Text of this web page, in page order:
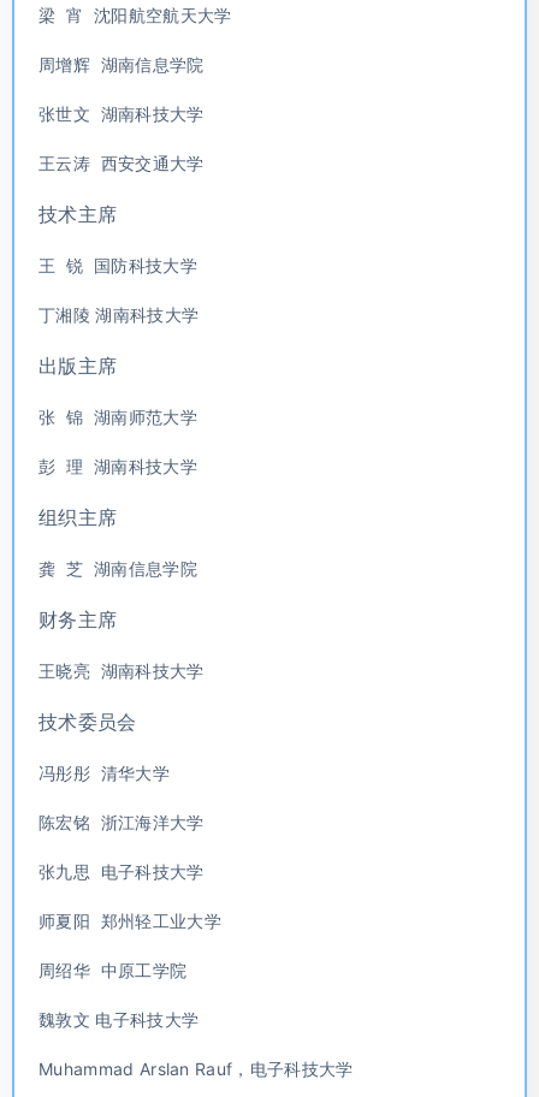
梁 宵 沈阳航空航天大学
周增辉 湖南信息学院
张世文 湖南科技大学
王云涛 西安交通大学
技术主席
王 锐 国防科技大学
丁湘陵 湖南科技大学
出版主席
张 锦 湖南师范大学
彭 理 湖南科技大学
组织主席
龚 芝 湖南信息学院
财务主席
王晓亮 湖南科技大学
技术委员会
冯彤彤 清华大学
陈宏铭 浙江海洋大学
张九思 电子科技大学
师夏阳 郑州轻工业大学
周绍华 中原工学院
魏敦文 电子科技大学
Muhammad Arslan Rauf，电子科技大学